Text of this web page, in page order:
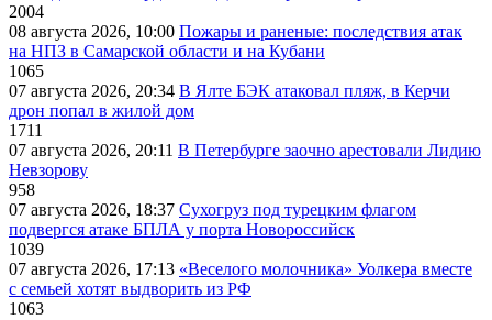
2004
08 августа 2026, 10:00 Пожары и раненые: последствия атак
на НПЗ в Самарской области и на Кубани
1065
07 августа 2026, 20:34 В Ялте БЭК атаковал пляж, в Керчи
дрон попал в жилой дом
1711
07 августа 2026, 20:11 В Петербурге заочно арестовали Лидию
Невзорову
958
07 августа 2026, 18:37 Сухогруз под турецким флагом
подвергся атаке БПЛА у порта Новороссийск
1039
07 августа 2026, 17:13 «Веселого молочника» Уолкера вместе
с семьей хотят выдворить из РФ
1063